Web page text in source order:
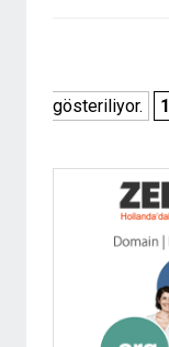
gösteriliyor.
1